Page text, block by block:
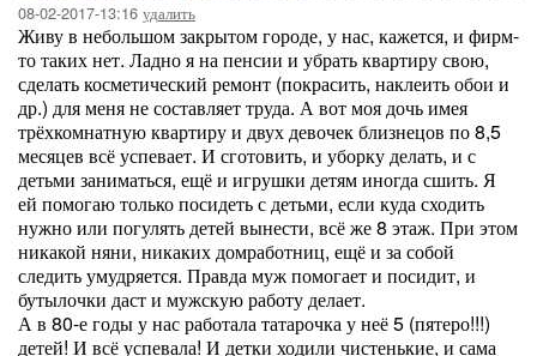
08-02-2017-13:16 удалить
Живу в небольшом закрытом городе, у нас, кажется, и фирм-
то таких нет. Ладно я на пенсии и убрать квартиру свою,
сделать косметический ремонт (покрасить, наклеить обои и
др.) для меня не составляет труда. А вот моя дочь имея
трёхкомнатную квартиру и двух девочек близнецов по 8,5
месяцев всё успевает. И сготовить, и уборку делать, и с
детьми заниматься, ещё и игрушки детям иногда сшить. Я
ей помогаю только посидеть с детьми, если куда сходить
нужно или погулять детей вынести, всё же 8 этаж. При этом
никакой няни, никаких домработниц, ещё и за собой
следить умудряется. Правда муж помогает и посидит, и
бутылочки даст и мужскую работу делает.
А в 80-е годы у нас работала татарочка у неё 5 (пятеро!!!)
детей! И всё успевала! И детки ходили чистенькие, и сама